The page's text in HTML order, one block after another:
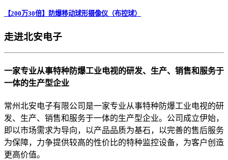
【200万30倍】防爆移动球形摄像仪（布控球）
走进北安电子
一家专业从事特种防爆工业电视的研发、生产、销售和服务于
一体的生产型企业
常州北安电子有限公司是一家专业从事特种防爆工业电视的研
发、生产、销售和服务于一体的生产型企业。公司成立伊始，
即以市场需求为导向，以产品品质为基石，以完善的售后服务
为保障，力争提供较高的性价比的特种监控设备，为客户创造
更高价值。